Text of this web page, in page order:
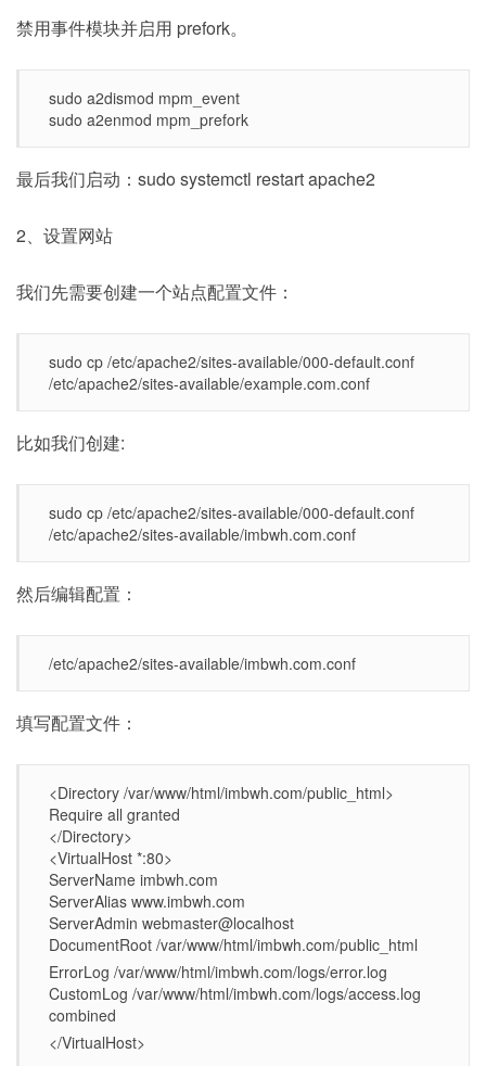
禁用事件模块并启用 prefork。
sudo a2dismod mpm_event
sudo a2enmod mpm_prefork
最后我们启动：sudo systemctl restart apache2
2、设置网站
我们先需要创建一个站点配置文件：
sudo cp /etc/apache2/sites-available/000-default.conf
/etc/apache2/sites-available/example.com.conf
比如我们创建:
sudo cp /etc/apache2/sites-available/000-default.conf
/etc/apache2/sites-available/imbwh.com.conf
然后编辑配置：
/etc/apache2/sites-available/imbwh.com.conf
填写配置文件：
<Directory /var/www/html/imbwh.com/public_html>
Require all granted
</Directory>
<VirtualHost *:80>
ServerName imbwh.com
ServerAlias www.imbwh.com
ServerAdmin webmaster@localhost
DocumentRoot /var/www/html/imbwh.com/public_html
ErrorLog /var/www/html/imbwh.com/logs/error.log
CustomLog /var/www/html/imbwh.com/logs/access.log
combined
</VirtualHost>